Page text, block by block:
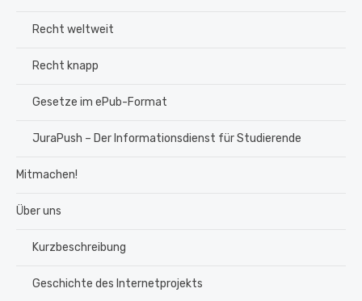
Recht weltweit
Recht knapp
Gesetze im ePub-Format
JuraPush – Der Informationsdienst für Studierende
Mitmachen!
Über uns
Kurzbeschreibung
Geschichte des Internetprojekts